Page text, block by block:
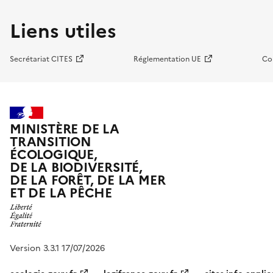
Liens utiles
Secrétariat CITES Réglementation UE
MINISTÈRE DE LA
TRANSITION
ÉCOLOGIQUE,
DE LA BIODIVERSITÉ,
DE LA FORÊT, DE LA MER
ET DE LA PÊCHE
Version 3.3.1 17/07/2026